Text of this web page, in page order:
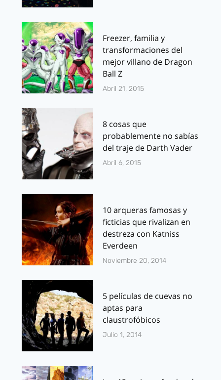
Freezer, familia y
transformaciones del
mejor villano de Dragon
Ball Z
Abril 21, 2015
8 cosas que
probablemente no sabías
del traje de Darth Vader
Abril 6, 2015
10 arqueras famosas y
ficticias que rivalizan en
destreza con Katniss
Everdeen
Noviembre 20, 2014
5 películas de cuevas no
aptas para
claustrofóbicos
Julio 1, 2014